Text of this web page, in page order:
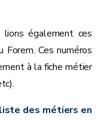
lions également ces
Ces numéros
à la fiche métier
des métiers en